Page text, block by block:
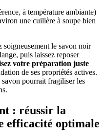
à température ambiante)
une cuillère à soupe bien
le savon noir
puis laissez reposer
votre préparation juste
de ses propriétés actives.
pourrait fragiliser les
: réussir la
efficacité optimale